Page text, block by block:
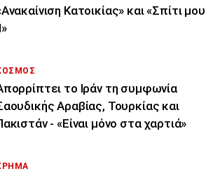
Κατοικίας» και «Σπίτι μου
το Ιράν τη συμφωνία
Αραβίας, Τουρκίας και
- «Είναι μόνο στα χαρτιά»